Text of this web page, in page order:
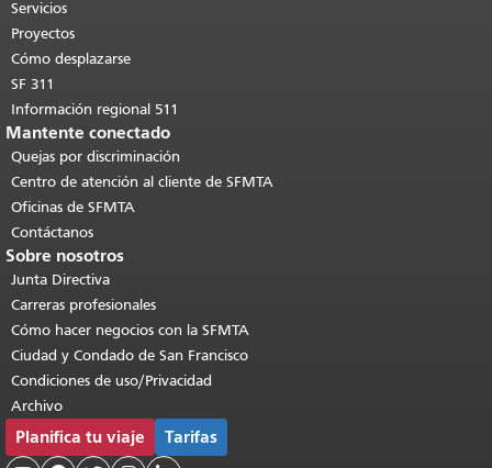
páginas.Volver al principio del
contenido principal
Servicios
Proyectos
Cómo desplazarse
SF 311
Información regional 511
Mantente conectado
Quejas por discriminación
Centro de atención al cliente de SFMTA
Oficinas de SFMTA
Contáctanos
Sobre nosotros
Junta Directiva
Carreras profesionales
Cómo hacer negocios con la SFMTA
Ciudad y Condado de San Francisco
Condiciones de uso/Privacidad
Archivo
Planifica tu viaje Tarifas